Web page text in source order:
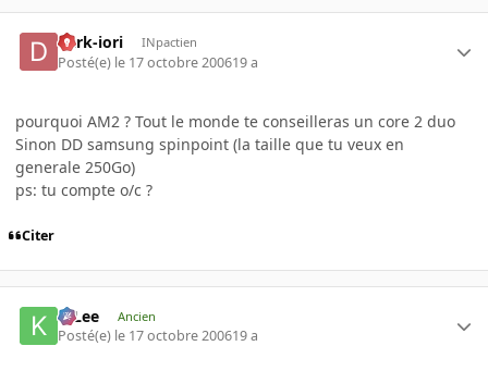
dark-iori INpactien
Posté(e) le 17 octobre 200619 a
pourquoi AM2 ? Tout le monde te conseilleras un core 2 duo
Sinon DD samsung spinpoint (la taille que tu veux en
generale 250Go)
ps: tu compte o/c ?
Citer
K-Lee Ancien
Posté(e) le 17 octobre 200619 a